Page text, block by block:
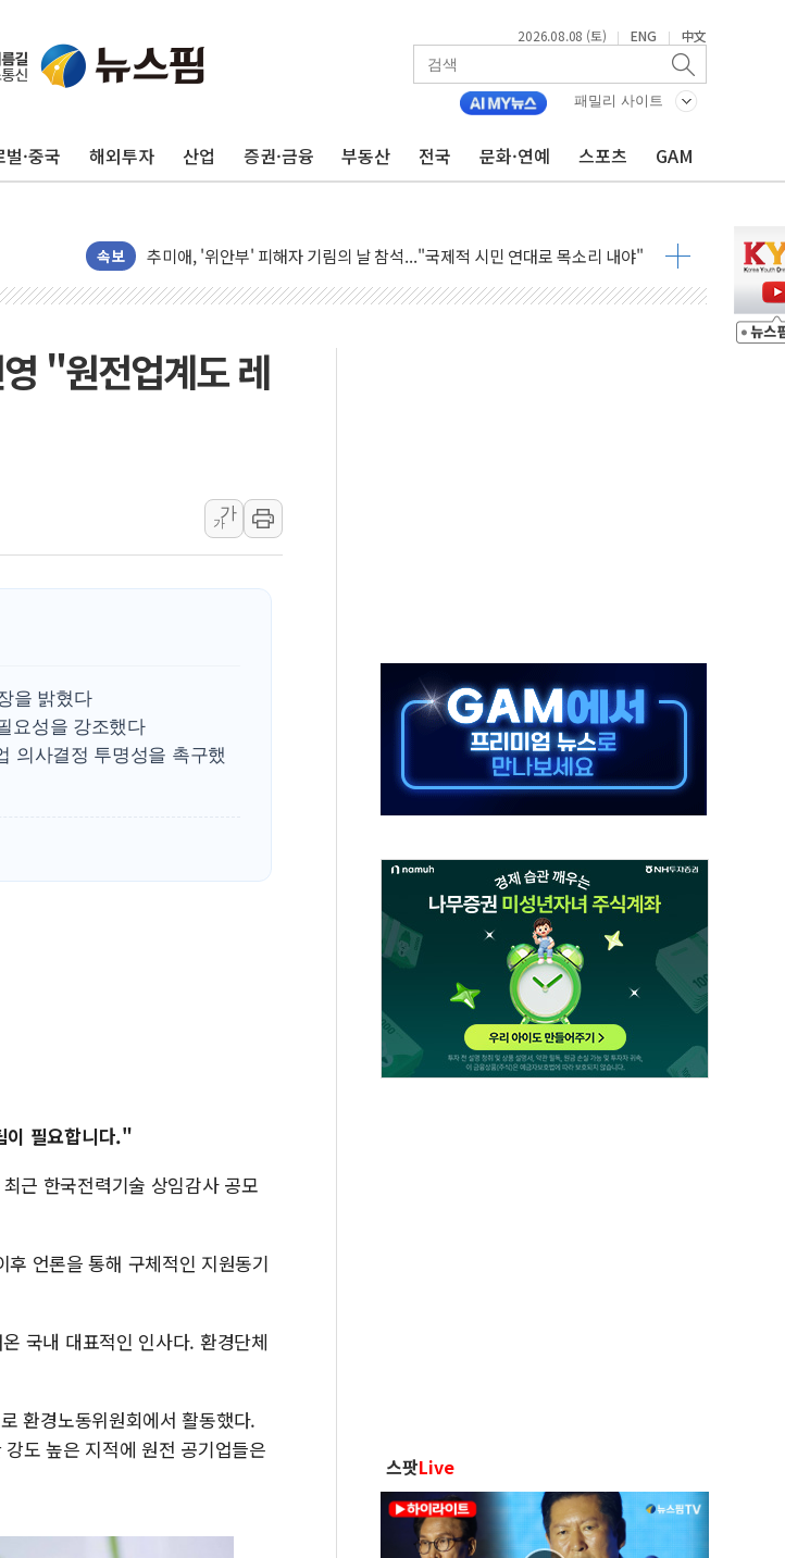
2026.08.08 (토) | ENG | 中文
패밀리 사이트
·중국 해외투자 산업 증권·금융 부동산 전국 문화·연예 스포츠 GAM
속보
강릉·동해·삼척 시간당 최대 50㎜ 폭우…강원 동해안 강한 비 어어져
폐기물 수거하다 참변…60대 환경미화원 수거차에 치여 사망
李대통령 "결혼 때문에 손해 보는 일 없게"…'결혼 페널티' 22개 과제 손본다
여수 오동도 인근 해상서 모터보트 전복…1명 사망·1명 실종
인천 선재도 갯벌서 해루질 중 실종 60대 나흘만에 숨진 채 발견
인천서 말다툼 중 어머니 흉기 살해 10대 아들 체포
李대통령, ISA 개편 재검토 지시…與 "적극 환영"·野 "졸속 국정"
동해중부 전 해상 풍랑주의보…10일까지 최대 3.5m 높은 물결
동해시, 11~14일 '별똥별 멍' 운영…페르세우스 유성우 관측
강원 중·남부 동해안 시간당 50mm 이상 폭우…호우경보 발효
'호우 특보' 경북 울진 시간당 20~30mm 강한 비...가뭄 해소될 듯
"원전업계도 레
가
가
을 밝혔다
요성을 강조했다
의사결정 투명성을 촉구했
이 필요합니다."
근 한국전력기술 상임감사 공모
언론을 통해 구체적인 지원동기
국내 대표적인 인사다. 환경단체
환경노동위원회에서 활동했다.
도 높은 지적에 원전 공기업들은
스팟Live